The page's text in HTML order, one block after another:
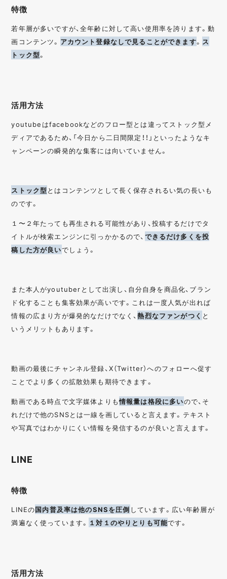
特徴
若年層が多いですが、全年齢に対して高い使用率を誇ります。動
画コンテンツ。 アカウント登録なしで見ることができます。 ス
トック型。
活用方法
youtubeはfacebookなどのフロー型とは違ってストック型メ
ディアであるため、「今日から二日間限定！！」といったようなキ
ャンペーンの瞬発的な集客には向いていません。
ストック型 とはコンテンツとして長く保存されるい気の長いも
のです。
１〜２年たっても再生される可能性があり、投稿するだけでタ
イトルが検索エンジンに引っかかるので、 できるだけ多くを投
稿した方が良いでしょう。
また本人がyoutuberとして出演し、自分自身を商品化、ブラン
ド化することも集客効果が高いです。これは一度人気が出れば
情報の広まり方が爆発的なだけでなく、熱烈なファンがつく と
いうメリットもあります。
動画の最後にチャンネル登録、X（Twitter）へのフォローへ促す
ことでより多くの拡散効果も期待できます。
動画である時点で文字媒体よりも情報量は格段に多いので、そ
れだけで他のSNSとは一線を画していると言えます。テキスト
や写真ではわかりにくい情報を発信するのが良いと言えます。
LINE
特徴
LINEの国内普及率は他のSNSを圧倒 しています。広い年齢層が
満遍なく使っています。 １対１のやりとりも可能です。
活用方法